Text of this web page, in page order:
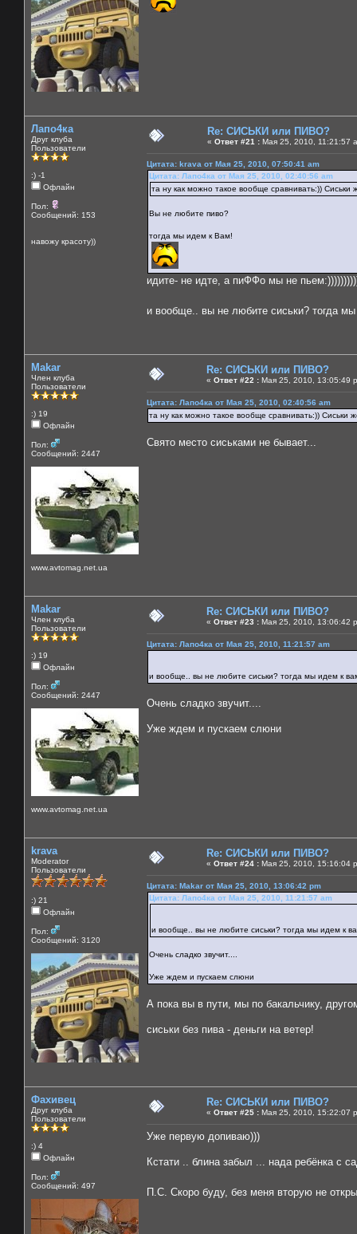
Лапо4ка
Друг клуба
Пользователи
:) -1
Офлайн
Пол:
Сообщений: 153
навожу красоту))
Re: СИСЬКИ или ПИВО?
« Ответ #21 : Мая 25, 2010, 11:21:57
Цитата: krava от Мая 25, 2010, 07:50:41 am
Цитата: Лапо4ка от Мая 25, 2010, 02:40:56 am
та ну как можно такое вообще сравнивать:)) Сиськи
Вы не любите пиво?
тогда мы идем к Вам!
идите- не идте, а пиФФо мы не
и вообще.. вы не любите сиськи? тогда
Makar
Член клуба
Пользователи
:) 19
Офлайн
Пол:
Сообщений: 2447
www.avtomag.net.ua
Re: СИСЬКИ или ПИВО?
« Ответ #22 : Мая 25, 2010, 13:05:49
Цитата: Лапо4ка от Мая 25, 2010, 02:40:56 am
та ну как можно такое вообще сравнивать:)) Сиськи
Свято место сиськами не бывает...
Makar
Член клуба
Пользователи
:) 19
Офлайн
Пол:
Сообщений: 2447
www.avtomag.net.ua
Re: СИСЬКИ или ПИВО?
« Ответ #23 : Мая 25, 2010, 13:06:42
Цитата: Лапо4ка от Мая 25, 2010, 11:21:57 am
и вообще.. вы не любите сиськи? тогда мы идем к
Очень сладко звучит....
Уже ждем и пускаем слюни
krava
Moderator
Пользователи
:) 21
Офлайн
Пол:
Сообщений: 3120
Re: СИСЬКИ или ПИВО?
« Ответ #24 : Мая 25, 2010, 15:16:04
Цитата: Makar от Мая 25, 2010, 13:06:42 pm
Цитата: Лапо4ка от Мая 25, 2010, 11:21:57 am
и вообще.. вы не любите сиськи? тогда мы идем к
Очень сладко звучит....
Уже ждем и пускаем слюни
А пока вы в пути, мы по бакальчику,
сиськи без пива - деньги на ветер!
Фахивец
Друг клуба
Пользователи
:) 4
Офлайн
Пол:
Сообщений: 497
Re: СИСЬКИ или ПИВО?
« Ответ #25 : Мая 25, 2010, 15:22:07
Уже первую допиваю)))
Кстати .. блина забыл ... нада ребёнка с
П.С. Скоро буду, без меня вторую не